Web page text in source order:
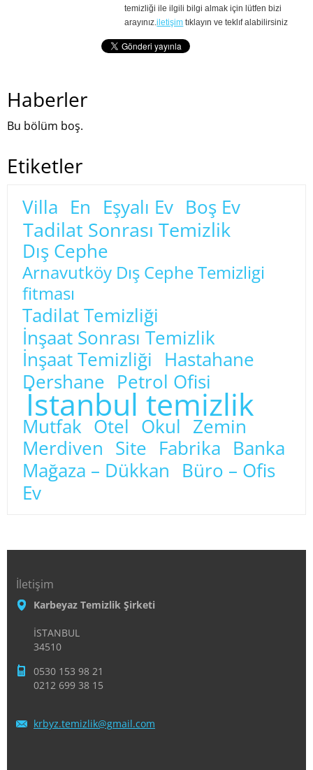
temizliği ile ilgili bilgi almak için lütfen bizi
arayınız.iletişim tıklayın ve teklıf alabilirsiniz
Haberler
Bu bölüm boş.
Etiketler
Villa En Eşyalı Ev Boş Ev
Tadilat Sonrası Temizlik
Dış Cephe
Arnavutköy Dış Cephe Temizligi
fitması
Tadilat Temizliği
İnşaat Sonrası Temizlik
İnşaat Temizliği Hastahane
Dershane Petrol Ofisi
İstanbul temizlik
Mutfak Otel Okul Zemin
Merdiven Site Fabrika Banka
Mağaza – Dükkan Büro – Ofis
Ev
İletişim
Karbeyaz Temizlik Şirketi
İSTANBUL
34510
0530 153 98 21
0212 699 38 15
krbyz.temizlik@gmail.com